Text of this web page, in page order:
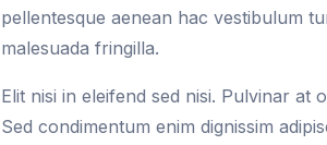
pellentesque aenean hac vestibulum
malesuada fringilla.
Elit nisi in eleifend sed nisi. Pulvinar
Sed condimentum enim dignissim